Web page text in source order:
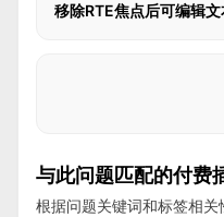
移除RTE焦点后可编辑文
与此问题匹配的付费
根据问题关键词和标签相